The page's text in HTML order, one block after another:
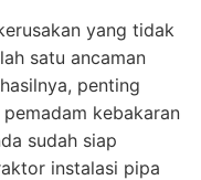
yang tidak
satu ancaman
penting
kebakaran
sudah siap
instalasi pipa